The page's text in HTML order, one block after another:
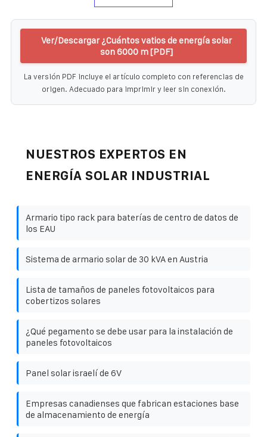
Ver/Descargar ¿Cuántos vatios de energía solar
son 6000 m [PDF]
La versión PDF incluye el artículo completo con referencias de
origen. Adecuado para imprimir y leer sin conexión.
NUESTROS EXPERTOS EN
ENERGÍA SOLAR INDUSTRIAL
Armario tipo rack para baterías de centro de datos de
los EAU
Sistema de armario solar de 30 kVA en Austria
Lista de tamaños de paneles fotovoltaicos para
cobertizos solares
¿Qué pegamento se debe usar para la instalación de
paneles fotovoltaicos
Panel solar israelí de 6V
Empresas canadienses que fabrican estaciones base
de almacenamiento de energía